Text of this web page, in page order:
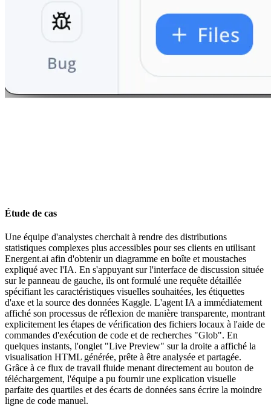
Étude de cas
Une équipe d'analystes cherchait à rendre des distributions
statistiques complexes plus accessibles pour ses clients en utilisant
Energent.ai afin d'obtenir un diagramme en boîte et moustaches
expliqué avec l'IA. En s'appuyant sur l'interface de discussion située
sur le panneau de gauche, ils ont formulé une requête détaillée
spécifiant les caractéristiques visuelles souhaitées, les étiquettes
d'axe et la source des données Kaggle. L'agent IA a immédiatement
affiché son processus de réflexion de manière transparente, montrant
explicitement les étapes de vérification des fichiers locaux à l'aide de
commandes d'exécution de code et de recherches "Glob". En
quelques instants, l'onglet "Live Preview" sur la droite a affiché la
visualisation HTML générée, prête à être analysée et partagée.
Grâce à ce flux de travail fluide menant directement au bouton de
téléchargement, l'équipe a pu fournir une explication visuelle
parfaite des quartiles et des écarts de données sans écrire la moindre
ligne de code manuel.